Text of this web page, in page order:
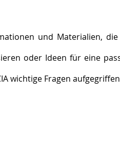
und Materialien,
oder Ideen für eine
wichtige Fragen